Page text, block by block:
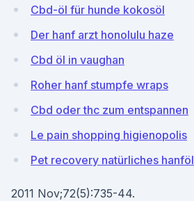
Cbd-öl für hunde kokosöl
Der hanf arzt honolulu haze
Cbd öl in vaughan
Roher hanf stumpfe wraps
Cbd oder thc zum entspannen
Le pain shopping higienopolis
Pet recovery natürliches hanföl
2011 Nov;72(5):735-44.